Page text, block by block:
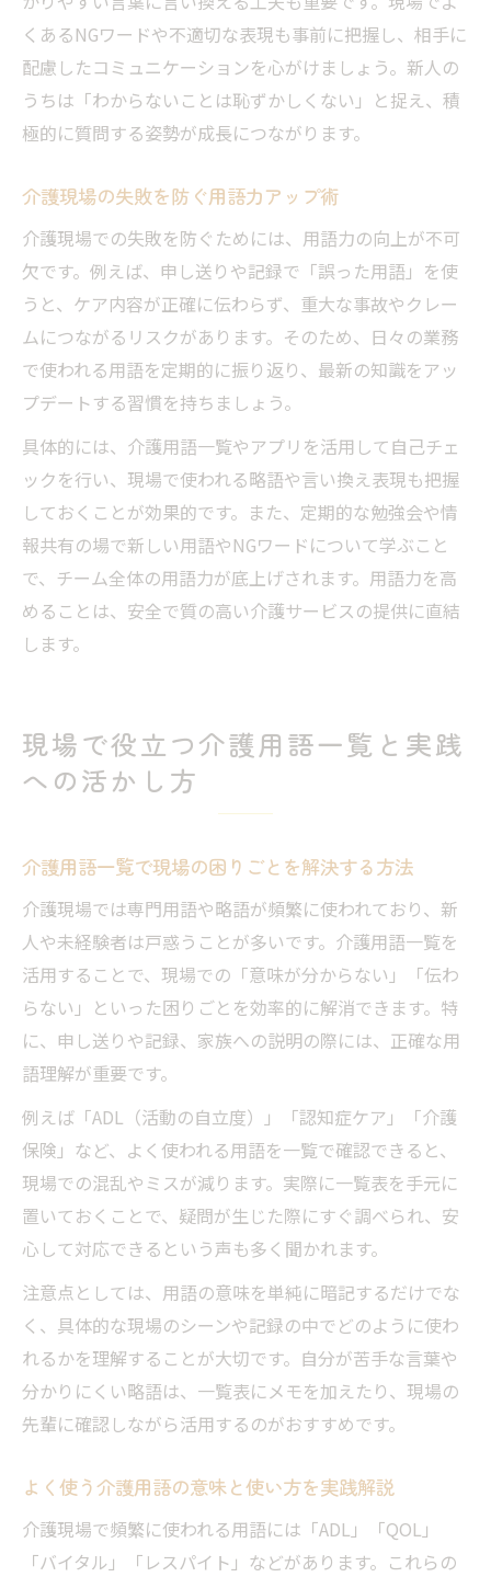
くあるNGワードや不適切な表現も事前に把握し、相手に
配慮したコミュニケーションを心がけましょう。新人の
うちは「わからないことは恥ずかしくない」と捉え、積
極的に質問する姿勢が成長につながります。
介護現場の失敗を防ぐ用語力アップ術
介護現場での失敗を防ぐためには、用語力の向上が不可
欠です。例えば、申し送りや記録で「誤った用語」を使
うと、ケア内容が正確に伝わらず、重大な事故やクレー
ムにつながるリスクがあります。そのため、日々の業務
で使われる用語を定期的に振り返り、最新の知識をアッ
プデートする習慣を持ちましょう。
具体的には、介護用語一覧やアプリを活用して自己チェ
ックを行い、現場で使われる略語や言い換え表現も把握
しておくことが効果的です。また、定期的な勉強会や情
報共有の場で新しい用語やNGワードについて学ぶこと
で、チーム全体の用語力が底上げされます。用語力を高
めることは、安全で質の高い介護サービスの提供に直結
します。
現場で役立つ介護用語一覧と実践
への活かし方
介護用語一覧で現場の困りごとを解決する方法
介護現場では専門用語や略語が頻繁に使われており、新
人や未経験者は戸惑うことが多いです。介護用語一覧を
活用することで、現場での「意味が分からない」「伝わ
らない」といった困りごとを効率的に解消できます。特
に、申し送りや記録、家族への説明の際には、正確な用
語理解が重要です。
例えば「ADL（活動の自立度）」「認知症ケア」「介護
保険」など、よく使われる用語を一覧で確認できると、
現場での混乱やミスが減ります。実際に一覧表を手元に
置いておくことで、疑問が生じた際にすぐ調べられ、安
心して対応できるという声も多く聞かれます。
注意点としては、用語の意味を単純に暗記するだけでな
く、具体的な現場のシーンや記録の中でどのように使わ
れるかを理解することが大切です。自分が苦手な言葉や
分かりにくい略語は、一覧表にメモを加えたり、現場の
先輩に確認しながら活用するのがおすすめです。
よく使う介護用語の意味と使い方を実践解説
介護現場で頻繁に使われる用語には「ADL」「QOL」
「バイタル」「レスパイト」などがあります。これらの